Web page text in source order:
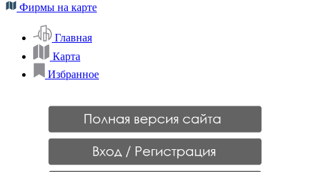
Фирмы на карте
Главная
Карта
Избранное